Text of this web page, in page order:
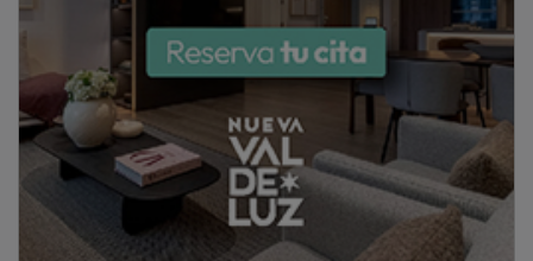
festividad conservado en el archivo data de 1.454,
cuando el Concejo municipal asumía la financiación y
organización del evento, incluyendo la contratación de
actores para representar personajes bíblicos y la
adquisición de la custodia.
PUBLICIDAD